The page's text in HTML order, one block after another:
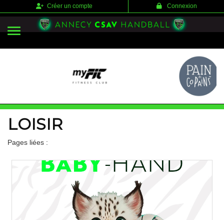
Créer un compte Connexion
LOISIR
Pages liées :
Panneau de gestion des cookies